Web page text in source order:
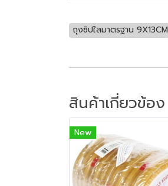
ถุงซิปใสมาตรฐาน 9X13CM
สินค้าเกี่ยวข้อง
New